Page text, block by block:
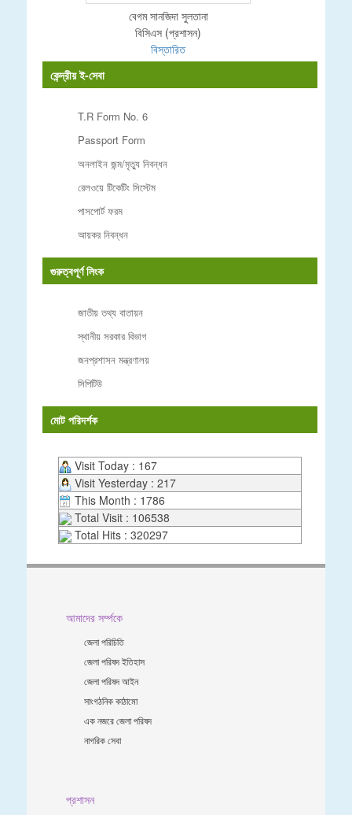
বেগম সানজিদা সুলতানা
বিসিএস (প্রশাসন)
বিস্তারিত
কেন্দ্রীয় ই-সেবা
T.R Form No. 6
Passport Form
অনলাইন জন্ম/মৃত্যু নিবন্ধন
রেলওয়ে টিকেটিং সিস্টেম
পাসপোর্ট ফরম
আয়কর নিবন্ধন
গুরুত্বপূর্ণ লিংক
জাতীয় তথ্য বাতায়ন
স্থানীয় সরকার বিভাগ
জনপ্রশাসন মন্ত্রণালয়
সিপিটিউ
মোট পরিদর্শক
Visit Today : 167
Visit Yesterday : 217
This Month : 1786
Total Visit : 106538
Total Hits : 320297
আমাদের সর্ম্পকে
জেলা পরিচিতি
জেলা পরিষদ ইতিহাস
জেলা পরিষদ আইন
সাংগঠনিক কাঠামো
এক নজরে জেলা পরিষদ
নাগরিক সেবা
প্রশাসন